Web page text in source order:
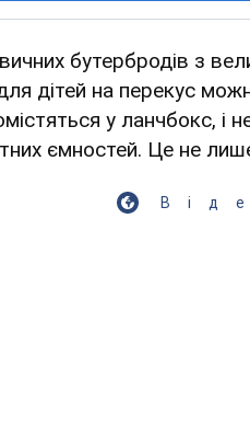
бутербродів з
дітей на перекус
у ланчбокс, і
ємностей. Це не